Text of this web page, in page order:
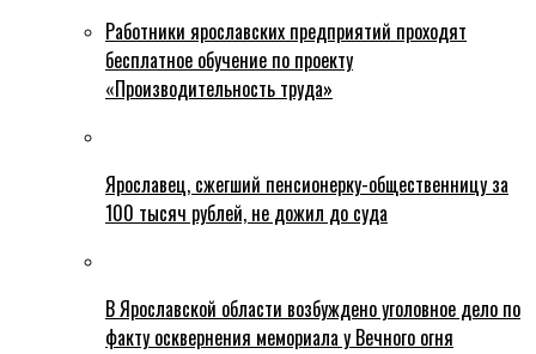
Работники ярославских предприятий проходят
бесплатное обучение по проекту
«Производительность труда»
Ярославец, сжегший пенсионерку-общественницу за
100 тысяч рублей, не дожил до суда
В Ярославской области возбуждено уголовное дело по
факту осквернения мемориала у Вечного огня